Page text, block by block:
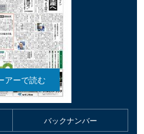
バックナンバー